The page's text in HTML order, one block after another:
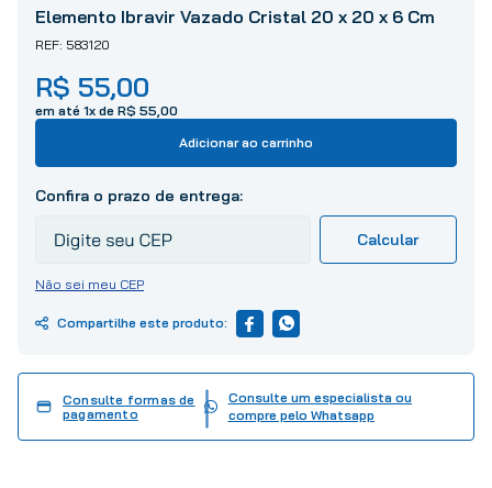
Elemento Ibravir Vazado Cristal 20 x 20 x 6 Cm
583120
R$ 55,00
em até 1x de R$ 55 00
Adicionar ao carrinho
Não sei meu CEP
Consulte formas de
pagamento
Consulte um especialista ou
compre pelo Whatsapp
7º
chuveiro
8º
cimento
9º
telha
10º tinta